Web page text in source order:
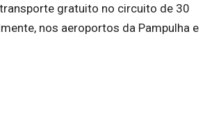
gratuito no circuito de 30
nos aeroportos da Pampulha e